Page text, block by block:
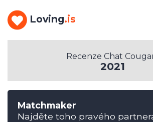
Loving.is
Matchmaker
Najděte toho pravého
Recenze Chat
2021